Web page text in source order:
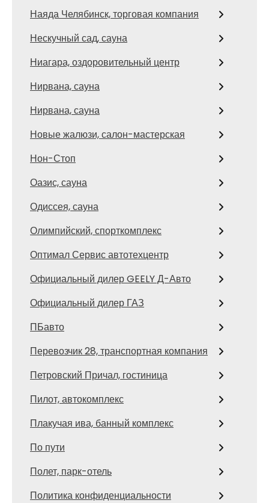
Наяда Челябинск, торговая компания
Нескучный сад, сауна
Ниагара, оздоровительный центр
Нирвана, сауна
Нирвана, сауна
Новые жалюзи, салон-мастерская
Нон-Стоп
Оазис, сауна
Одиссея, сауна
Олимпийский, спорткомплекс
Оптимал Сервис автотехцентр
Официальный дилер GEELY Д-Авто
Официальный дилер ГАЗ
ПБавто
Перевозчик 28, транспортная компания
Петровский Причал, гостиница
Пилот, автокомплекс
Плакучая ива, банный комплекс
По пути
Полет, парк-отель
Политика конфиденциальности